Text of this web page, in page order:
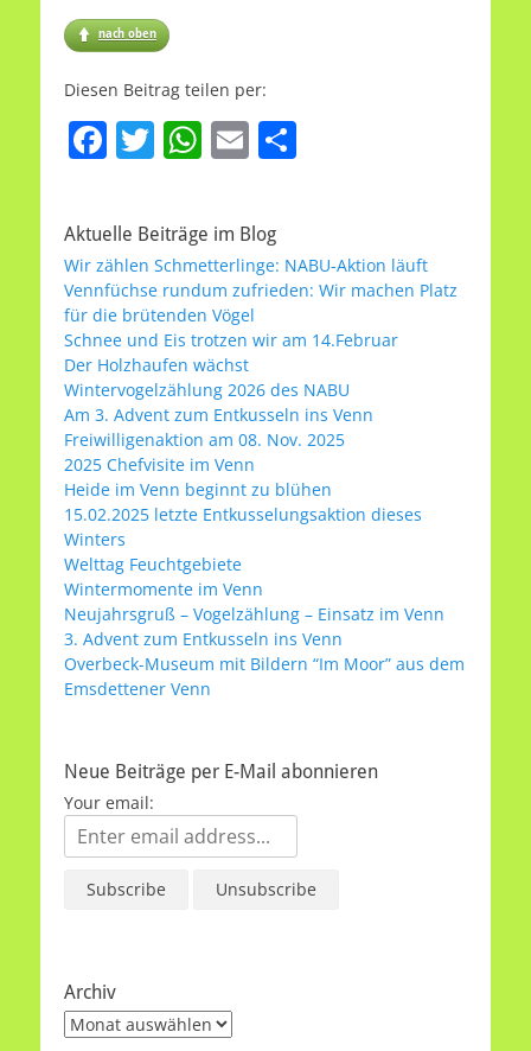
nach oben
Diesen Beitrag teilen per:
F
a
c
e
b
o
o
k
T
w
itt
er
W
h
at
s
A
p
p
E
m
ai
l n
Aktuelle Beiträge im Blog
Wir zählen Schmetterlinge: NABU-Aktion läuft
Vennfüchse rundum zufrieden: Wir machen Platz
für die brütenden Vögel
Schnee und Eis trotzen wir am 14.Februar
Der Holzhaufen wächst
Wintervogelzählung 2026 des NABU
Am 3. Advent zum Entkusseln ins Venn
Freiwilligenaktion am 08. Nov. 2025
2025 Chefvisite im Venn
Heide im Venn beginnt zu blühen
15.02.2025 letzte Entkusselungsaktion dieses
Winters
Welttag Feuchtgebiete
Wintermomente im Venn
Neujahrsgruß – Vogelzählung – Einsatz im Venn
3. Advent zum Entkusseln ins Venn
Overbeck-Museum mit Bildern “Im Moor” aus dem
Emsdettener Venn
Neue Beiträge per E-Mail abonnieren
Your email:
Archiv
Archiv